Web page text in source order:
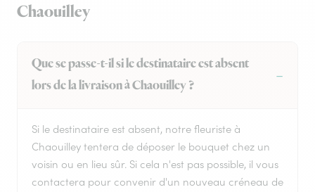
Chaouilley
Que se passe-t-il si le destinataire est absent
lors de la livraison à Chaouilley ?
Si le destinataire est absent, notre fleuriste à
Chaouilley tentera de déposer le bouquet chez un
voisin ou en lieu sûr. Si cela n'est pas possible, il vous
contactera pour convenir d'un nouveau créneau de